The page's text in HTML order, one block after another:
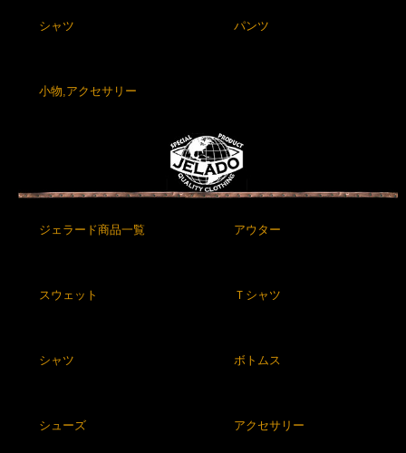
シャツ パンツ
小物,アクセサリー
ジェラード商品一覧 アウター
スウェット Ｔシャツ
シャツ ボトムス
シューズ アクセサリー